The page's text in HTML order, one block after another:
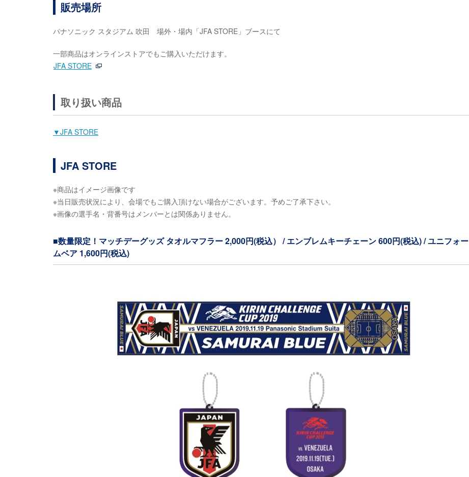
販売場所
パナソニック スタジアム 吹田 場外・場内「JFA STORE」ブースにて
一部商品はオンラインストアでもご購入いただけます。
JFA STORE
取り扱い商品
▼JFA STORE
JFA STORE
※商品はイメージ画像です
※当日販売状況により、会場でもご購入頂けない場合がございます。予めご了承下さい。
※画像の選手名・背番号はメンバーとは関係ありません。
■数量限定！マッチデーグッズ タオルマフラー 2,000円(税込） / エンブレムキーチェーン 600円(税込) / ユニフォー
ムベア 1,600円(税込)